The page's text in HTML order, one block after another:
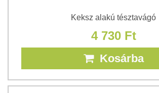
Keksz alakú tésztavágó
4 730 Ft
Kosárba